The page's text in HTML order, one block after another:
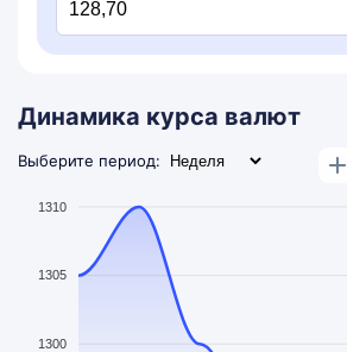
Динамика курса валют
Выберите период:
1310
1305
1300